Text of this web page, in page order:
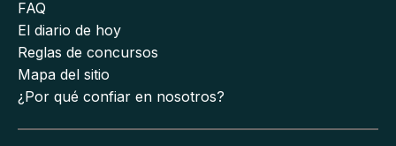
FAQ
El diario de hoy
Reglas de concursos
Mapa del sitio
¿Por qué confiar en nosotros?